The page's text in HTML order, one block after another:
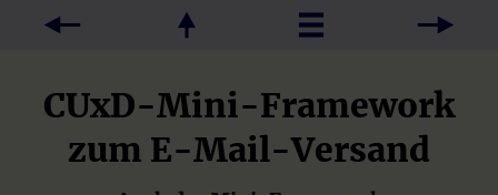
CUxD-Mini-Framework
zum E-Mail-Versand